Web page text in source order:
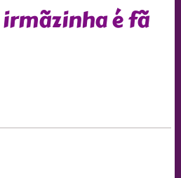
é fã